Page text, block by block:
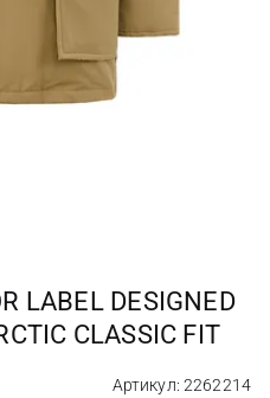
LABEL DESIGNED
CLASSIC FIT
Артикул: 2262214